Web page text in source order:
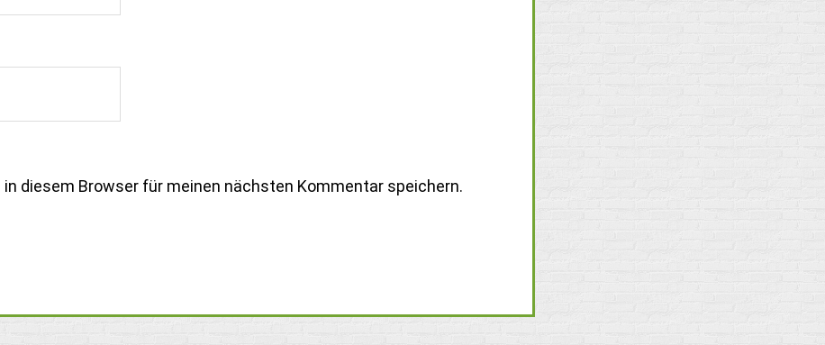
diesem Browser für meinen nächsten Kommentar speichern.